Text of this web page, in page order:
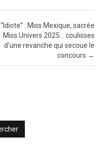
“Idiote” : Miss Mexique, sacrée
Miss Univers 2025… coulisses
d’une revanche qui secoue le
concours →